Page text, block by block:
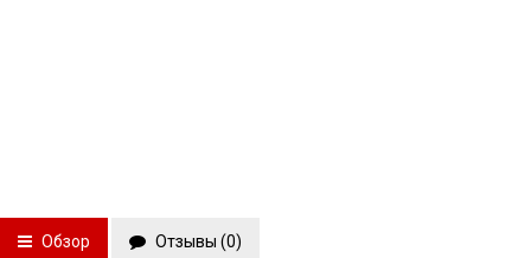
Обзор Отзывы (0)